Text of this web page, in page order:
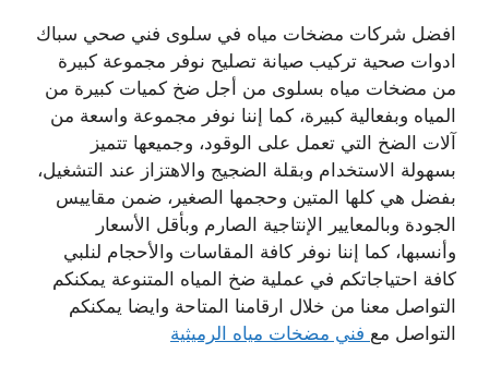
افضل شركات مضخات مياه في سلوى فني صحي سباك
ادوات صحية تركيب صيانة تصليح نوفر مجموعة كبيرة
من مضخات مياه بسلوى من أجل ضخ كميات كبيرة من
المياه وبفعالية كبيرة، كما إننا نوفر مجموعة واسعة من
آلات الضخ التي تعمل على الوقود، وجميعها تتميز
بسهولة الاستخدام وبقلة الضجيج والاهتزاز عند التشغيل،
بفضل هي كلها المتين وحجمها الصغير، ضمن مقاييس
الجودة وبالمعايير الإنتاجية الصارم وبأقل الأسعار
وأنسبها، كما إننا نوفر كافة المقاسات والأحجام لنلبي
كافة احتياجاتكم في عملية ضخ المياه المتنوعة يمكنكم
التواصل معنا من خلال ارقامنا المتاحة وايضا يمكنكم
التواصل مع فني مضخات مياه الرميثية